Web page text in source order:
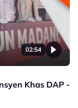
02:54
Khas DAP -